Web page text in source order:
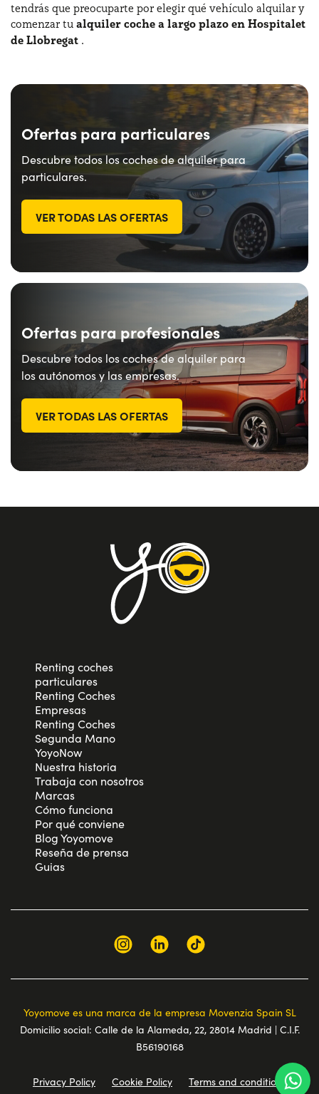
tendrás que preocuparte por elegir qué vehículo alquilar y
comenzar tu alquiler coche a largo plazo en Hospitalet
de Llobregat .
Ofertas para particulares
Descubre todos los coches de alquiler para
particulares.
VER TODAS LAS OFERTAS
Ofertas para profesionales
Descubre todos los coches de alquiler para
los autónomos y las empresas.
VER TODAS LAS OFERTAS
Renting coches
particulares
Renting Coches
Empresas
Renting Coches
Segunda Mano
YoyoNow
Nuestra historia
Trabaja con nosotros
Marcas
Cómo funciona
Por qué conviene
Blog Yoyomove
Reseña de prensa
Guias
Yoyomove es una marca de la empresa Movenzia Spain SL
Domicilio social: Calle de la Alameda, 22, 28014 Madrid | C.I.F.
B56190168
Privacy Policy Cookie Policy Terms and conditions